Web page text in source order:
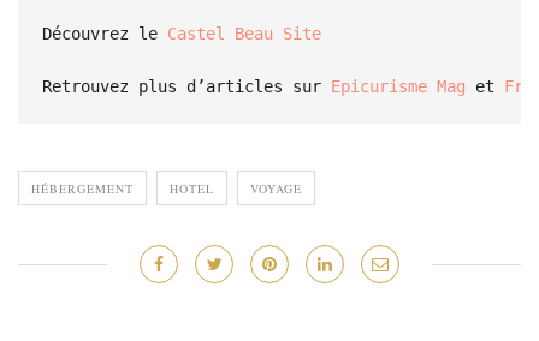
Découvrez le Castel Beau Site
Retrouvez plus d’articles sur Epicurisme Mag et
HÉBERGEMENT HOTEL VOYAGE